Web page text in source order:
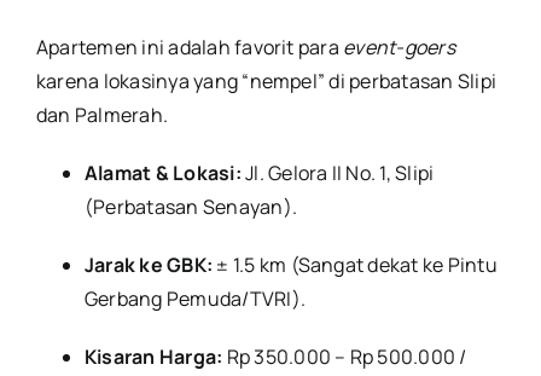
Apartemen ini adalah favorit para event-goers
karena lokasinya yang “nempel” di perbatasan Slipi
dan Palmerah.
Alamat & Lokasi:Jl. Gelora II No. 1, Slipi
(Perbatasan Senayan).
Jarak ke GBK: ± 1.5 km (Sangat dekat ke Pintu
Gerbang Pemuda/TVRI).
Kisaran Harga: Rp 350.000 – Rp 500.000 /